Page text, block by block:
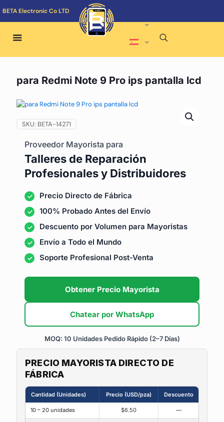
BETA Electronic Co LTD
para Redmi Note 9 Pro ips pantalla lcd
SKU: BETA-14271
Proveedor Mayorista para
Talleres de Reparación
Profesionales y Distribuidores
Precio Directo de Fábrica
100% Probado Antes del Envío
Descuento por Volumen para Mayoristas
Envío a Todo el Mundo
Soporte Profesional Post-Venta
Obtener Precio Mayorista
Chatear por WhatsApp
MOQ: 10 Unidades Pedido Rápido (2–7 Días)
PRECIO MAYORISTA DIRECTO DE
FÁBRICA
Cantidad (Unidades) Precio (USD/pza) Descuento
10 – 20 unidades $6.50 —